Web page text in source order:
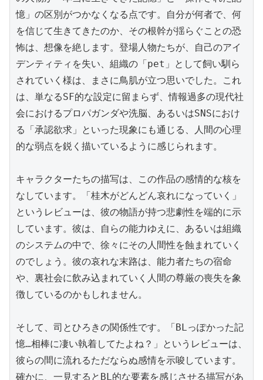
憶」の区別がつかなくなる点です。自分が何者で、何
を信じて生きてきたのか、その根幹が揺らぐことの恐
怖は、想像を絶します。登場人物たちが、自己のアイ
デンティティを失い、組織の「pet」として飼い馴ら
されていく様は、まさに鳥肌が立つ思いでした。これ
は、単なるSF的な設定に留まらず、情報過多の現代社
会におけるプロパガンダや洗脳、あるいはSNSにおけ
る「承認欲求」といった現象にも通じる、人間の心理
的な弱点を鋭く描いているように感じられます。
キャラクターたちの描写は、この作品の感情的な核を
なしています。「桂木がどんどん哀れになっていく」
というレビューは、彼の物語が持つ悲劇性を端的に示
しています。彼は、自らの能力ゆえに、あるいは組織
のシステムの中で、徐々にその人間性を蝕まれていく
のでしょう。彼の哀れな末路は、能力者たちの宿命
や、裏社会に飲み込まれていく人間の尊厳の喪失を象
徴しているのかもしれません。
そして、司とひろきの関係性です。「BLっぽかった記
憶…相棒に凄い執着してたよね？」というレビューは、
彼らの間に流れるただならぬ感情を示唆しています。
確かに、一見するとBL的な要素を感じさせる描写があ